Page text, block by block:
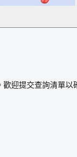
迎提交查詢清單以